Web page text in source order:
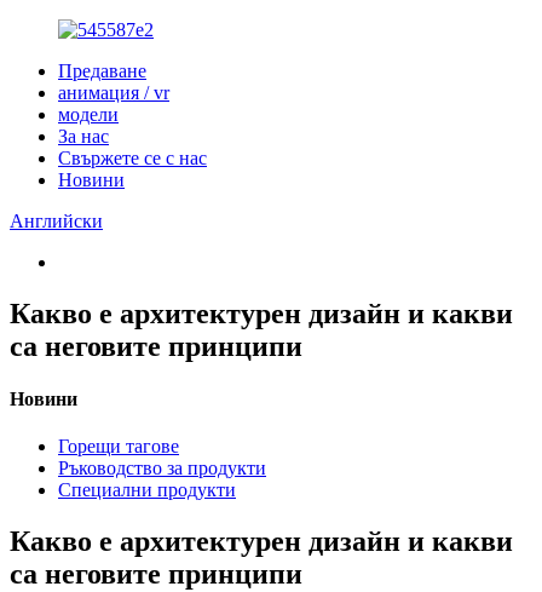
Предаване
анимация / vr
модели
За нас
Свържете се с нас
Новини
Английски
Какво е архитектурен дизайн и какви
са неговите принципи
Новини
Горещи тагове
Ръководство за продукти
Специални продукти
Какво е архитектурен дизайн и какви
са неговите принципи